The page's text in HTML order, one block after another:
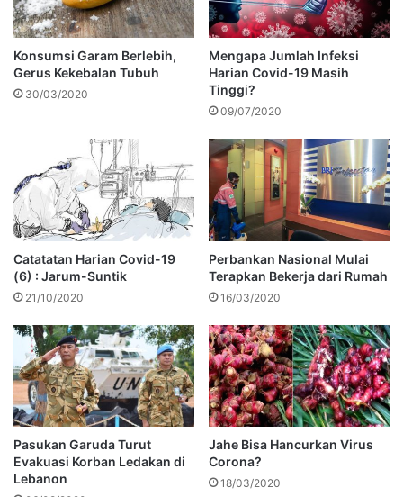
Konsumsi Garam Berlebih,
Gerus Kekebalan Tubuh
30/03/2020
Mengapa Jumlah Infeksi
Harian Covid-19 Masih
Tinggi?
09/07/2020
Catatatan Harian Covid-19
(6) : Jarum-Suntik
21/10/2020
Perbankan Nasional Mulai
Terapkan Bekerja dari Rumah
16/03/2020
Pasukan Garuda Turut
Evakuasi Korban Ledakan di
Lebanon
Jahe Bisa Hancurkan Virus
Corona?
18/03/2020